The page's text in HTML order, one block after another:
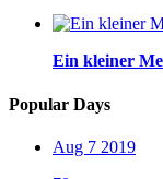
Ein kleiner
Popular Days
Aug 7 2019